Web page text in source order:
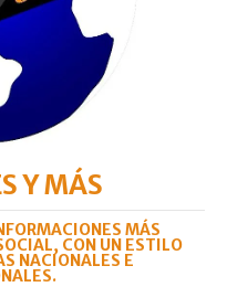
Y MÁS
MÁS
CON UN ESTILO
NACIONALES E